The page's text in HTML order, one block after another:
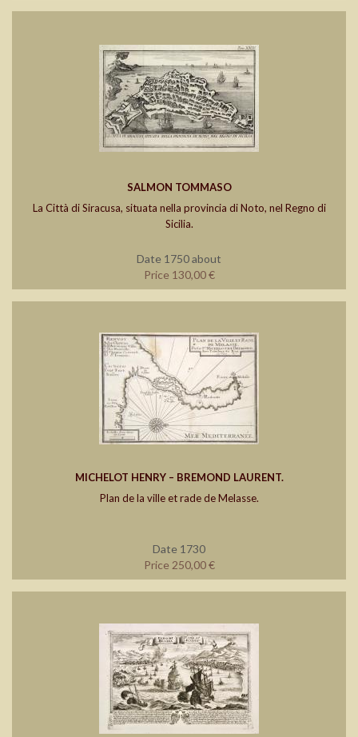
SALMON TOMMASO
La Città di Siracusa, situata nella provincia di Noto, nel Regno di
Sicilia.
Date 1750 about
Price 130,00 €
MICHELOT HENRY – BREMOND LAURENT.
Plan de la ville et rade de Melasse.
Date 1730
Price 250,00 €